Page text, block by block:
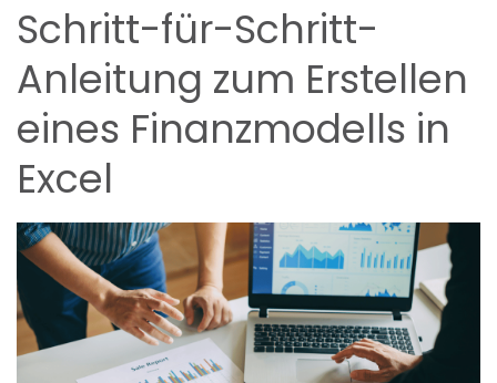
Schritt-für-Schritt-
Anleitung zum Erstellen
eines Finanzmodells in
Excel